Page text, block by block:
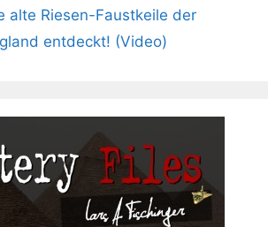
alte Riesen-Faustkeile der
entdeckt! (Video)